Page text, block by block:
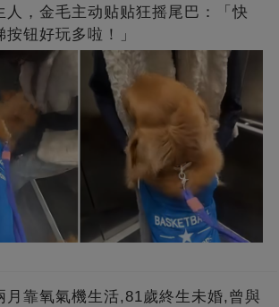
人，金毛主动贴贴狂摇尾巴：「快
钮好玩多啦！」
月靠氧氣機生活,81歲終生未婚,曾與